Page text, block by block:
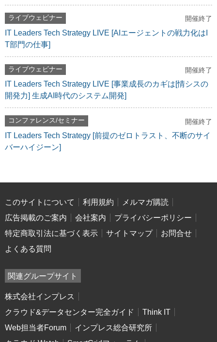
ライブウェビナー 開催終了
IT Leaders Tech Strategy LIVE [AIエージェントの戦力化はI
T部門の仕事]
ライブウェビナー 開催終了
IT Leaders Tech Strategy LIVE [事業成長のカギは[情シスの
開発力] 生成AI時代のシステム開発]
コンファレンス/セミナー 開催終了
IT Leaders Tech Strategy [前提のゼロトラスト、不断のサイ
バーハイジーン]
このサイトについて 利用規約
メルマガ購読
広告掲載のご案内
会社案内
プライバシーポリシー
特定商取引法に基づく表示
サイトマップ
お問合せ
よくある質問
関連グループサイト
株式会社インプレス
クラウド&データセンター完全ガイド
Think IT
Web担当者Forum
インプレス総合研究所